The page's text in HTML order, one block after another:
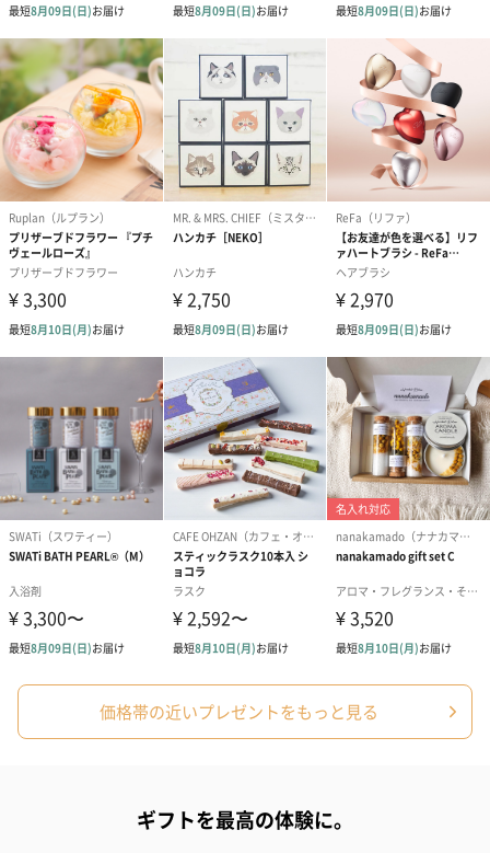
メッセージカード（通常・写真・グリーティング）
誕生日や結婚祝い・出産祝いなど、様々なシーンのメッセージカ
ードを同梱します。
メッセージカードや封筒のデザインは一部変更する場合がありま
す。
写真付きメッセージカ
ード（Thank you）ピ
ンク（680円）
【誕生日】
Birthday ホワ
刷なし）（
ラッピング
ギフトラッピングを施してお届けします。
価格帯の近いプレゼントをもっと見る
ギフトを最高の体験に。